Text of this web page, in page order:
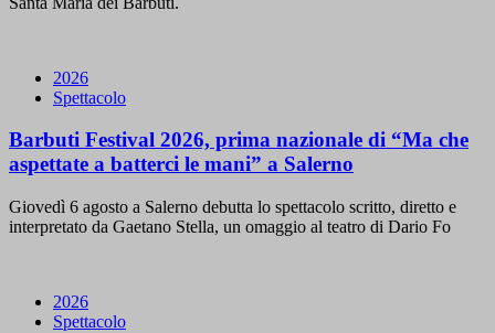
2026
Spettacolo
Barbuti Festival 2026, prima nazionale di “Ma che
aspettate a batterci le mani” a Salerno
Giovedì 6 agosto a Salerno debutta lo spettacolo scritto, diretto e
interpretato da Gaetano Stella, un omaggio al teatro di Dario Fo
2026
Spettacolo